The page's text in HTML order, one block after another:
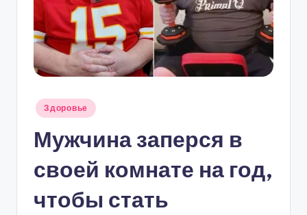
Опубликовано
Здоровье
Мужчина заперся в
своей комнате на год,
чтобы стать